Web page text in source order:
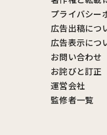
プライバシー
広告出稿につ
広告表示につ
お問い合わせ
お詫びと訂正
運営会社
監修者一覧